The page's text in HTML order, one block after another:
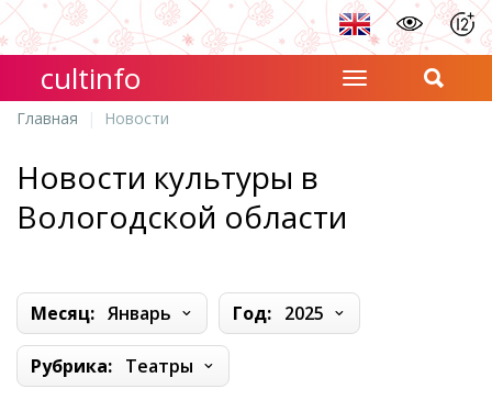
cultinfo
Главная Новости
Новости культуры в
Вологодской области
Месяц: Январь Год: 2025
Рубрика: Театры